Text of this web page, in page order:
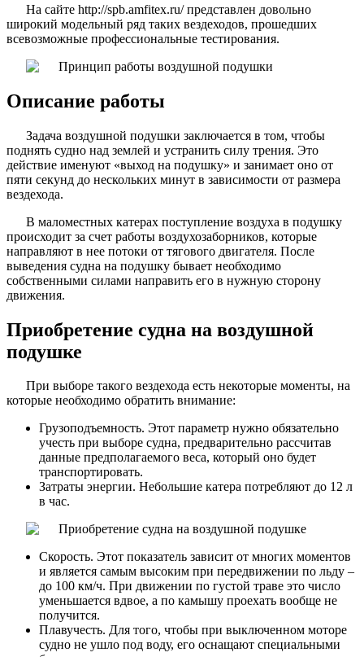
На сайте http://spb.amfitex.ru/ представлен довольно
широкий модельный ряд таких вездеходов, прошедших
всевозможные профессиональные тестирования.
Описание работы
Задача воздушной подушки заключается в том, чтобы
поднять судно над землей и устранить силу трения. Это
действие именуют «выход на подушку» и занимает оно от
пяти секунд до нескольких минут в зависимости от размера
вездехода.
В маломестных катерах поступление воздуха в подушку
происходит за счет работы воздухозаборников, которые
направляют в нее потоки от тягового двигателя. После
выведения судна на подушку бывает необходимо
собственными силами направить его в нужную сторону
движения.
Приобретение судна на воздушной
подушке
При выборе такого вездехода есть некоторые моменты, на
которые необходимо обратить внимание:
Грузоподъемность. Этот параметр нужно обязательно
учесть при выборе судна, предварительно рассчитав
данные предполагаемого веса, который оно будет
транспортировать.
Затраты энергии. Небольшие катера потребляют до 12 л
в час.
Скорость. Этот показатель зависит от многих моментов
и является самым высоким при передвижении по льду –
до 100 км/ч. При движении по густой траве это число
уменьшается вдвое, а по камышу проехать вообще не
получится.
Плавучесть. Для того, чтобы при выключенном моторе
судно не ушло под воду, его оснащают специальными